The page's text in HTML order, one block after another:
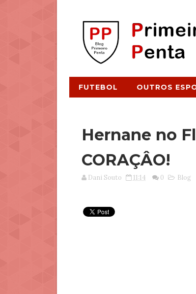
FUTEBOL OUTROS
Hernane no
CORAÇÂO!
Dani Souto 11:14 0 Blog